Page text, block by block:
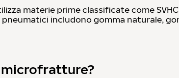
materie prime classificate come
pneumatici includono gomma naturale,
microfratture?